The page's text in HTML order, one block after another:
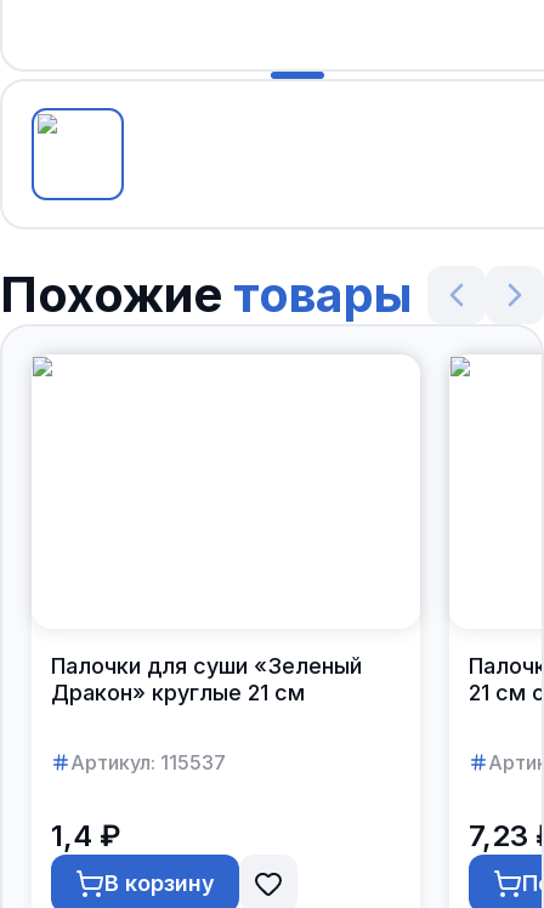
Похожие товары
Палочки для суши «Зеленый
Дракон» круглые 21 см
Артикул: 115537
1,4 ₽
В корзину
21 см
7,23